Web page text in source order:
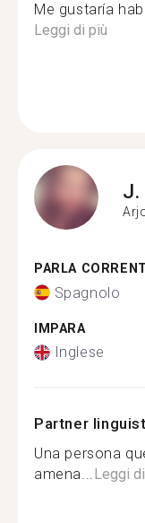
Me gustaría
Leggi di più
J.
PARLA
Spagnolo
IMPARA
Inglese
Partner
Una persona
amena...Leggi